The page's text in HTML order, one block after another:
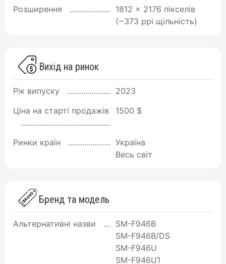
Розширення
1812 x 2176 пікселів
(~373 ppi щільність)
Вихід на ринок
Рік випуску
2023
Ціна на старті продажів
1500 $
Ринки країн
Україна
Весь світ
Бренд та модель
Альтернативні назви
SM-F946B
SM-F946B/DS
SM-F946U
SM-F946U1